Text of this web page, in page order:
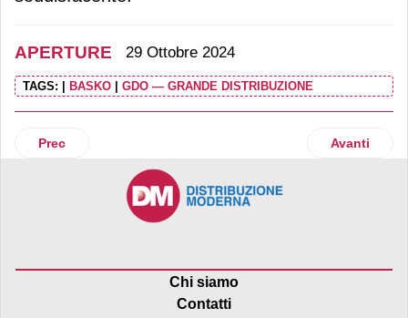
APERTURE 29 Ottobre 2024
TAGS: | BASKO | GDO — GRANDE DISTRIBUZIONE
Articolo precedente: Un nuovo store con le insegne Toys
Prec Articolo
Avanti
Chi siamo
Contatti